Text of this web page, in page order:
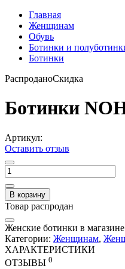
Главная
Женщинам
Обувь
Ботинки и
Ботинки
РаспроданоСкидка
Ботинки
Артикул:
Оставить отзыв
В корзину
Товар распродан
Женские ботинки в
Категории: Женщинам,
ХАРАКТЕРИСТИКИ
ОТЗЫВЫ 0